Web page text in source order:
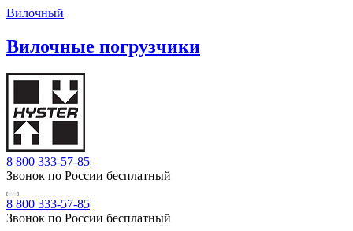
Вилочный
Вилочные погрузчики
8 800 333-57-85
Звонок по России бесплатный
8 800 333-57-85
Звонок по России бесплатный